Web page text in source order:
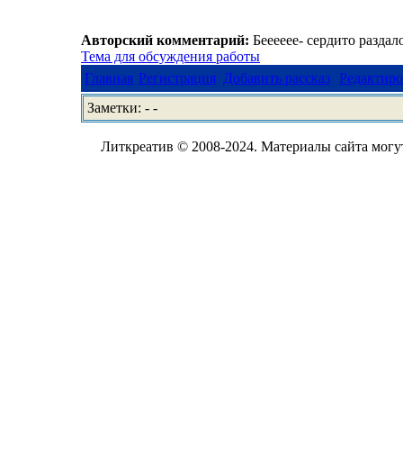
Авторский комментарий: Бееееее- сердито
Тема для обсуждения работы
Главная Регистрация Добавить рассказ
Заметки: - -
Литкреатив © 2008-2024. Материалы сайта